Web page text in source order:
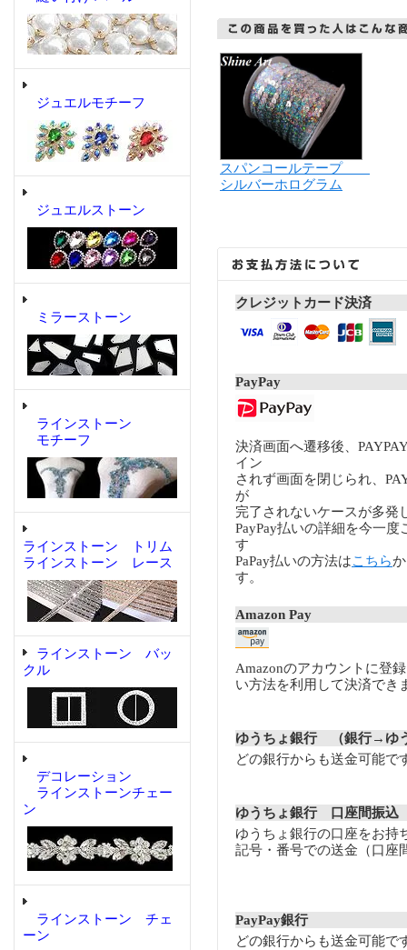
ジュエルモチーフ
ジュエルストーン
ミラーストーン
ラインストーン
モチーフ
ラインストーン トリム
ラインストーン レース
ラインストーン バッ
クル
デコレーション
ラインストーンチェー
ン
ラインストーン チェ
ーン
スパンコールテープ
シルバーホログラム
クレジットカード決済
PayPay
決済画面へ遷移後、
イン
されず画面を閉じられ、
が
完了されないケースが多発
PayPay払いの詳細を今一度
す
PaPay払いの方法はこちら
す。
Amazon Pay
Amazonのアカウントに登
い方法を利用して決済でき
ゆうちょ銀行 （銀行→ゆ
どの銀行からも送金可能で
ゆうちょ銀行 口座間振込
ゆうちょ銀行の口座をお持
記号・番号での送金（口座
PayPay銀行
どの銀行からも送金可能で